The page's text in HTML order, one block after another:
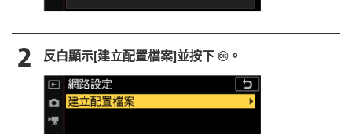
反白顯示[建立配置檔案]並按下 J 。